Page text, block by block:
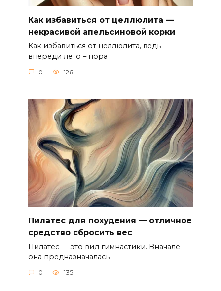
Как избавиться от целлюлита —
некрасивой апельсиновой корки
Как избавиться от целлюлита, ведь
впереди лето – пора
0 126
Пилатес для похудения — отличное
средство сбросить вес
Пилатес — это вид гимнастики. Вначале
она предназначалась
0 135